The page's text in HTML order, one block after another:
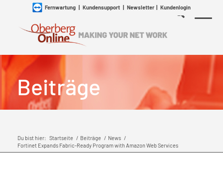
Fernwartung| Kundensupport| Newsletter| Kundenlogin
Beiträge
Du bist hier: Startseite / Beiträge / News /
Fortinet Expands Fabric-Ready Program with Amazon Web Services